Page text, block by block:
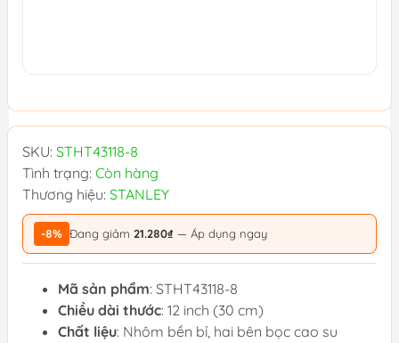
SKU: STHT43118-8
Tình trạng: Còn hàng
Thương hiệu: STANLEY
-8% Đang giảm 21.280₫ — Áp dụng ngay
Mã sản phẩm: STHT43118-8
Chiều dài thước: 12 inch (30 cm)
Chất liệu: Nhôm bền bỉ, hai bên bọc cao su